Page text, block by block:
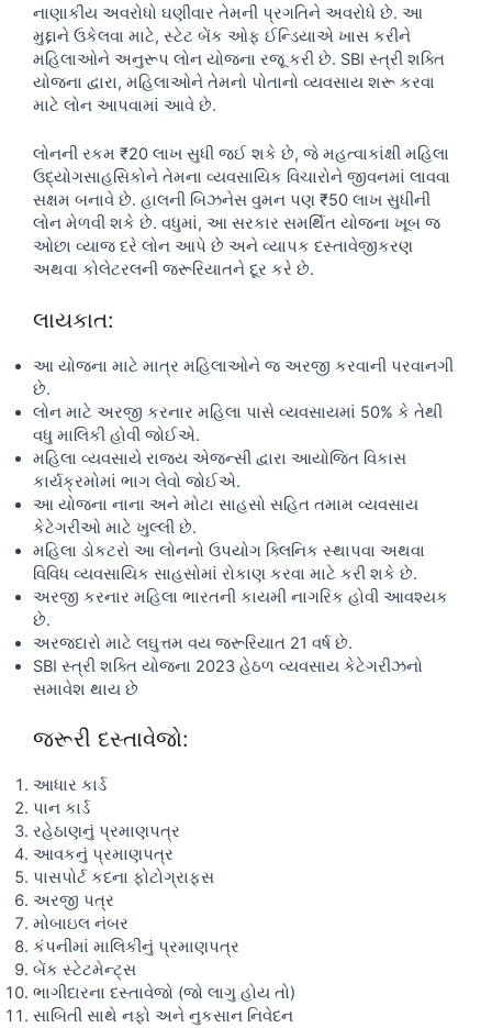
નાણાકીય અવરોધો ઘણીવાર તેમની પ્રગતિને અવરોધે છે. આ
મુદ્દાને ઉકેલવા માટે, સ્ટેટ બેંક ઓફ ઈન્ડિયાએ ખાસ કરીને
મહિલાઓને અનુરૂપ લોન યોજના રજૂ કરી છે. SBI સ્ત્રી શક્તિ
યોજના દ્વારા, મહિલાઓને તેમનો પોતાનો વ્યવસાય શરૂ કરવા
માટે લોન આપવામાં આવે છે.
લોનની રકમ ₹20 લાખ સુધી જઈ શકે છે, જે મહત્વાકાંક્ષી મહિલા
ઉદ્યોગસાહસિકોને તેમના વ્યવસાયિક વિચારોને જીવનમાં લાવવા
સક્ષમ બનાવે છે. હાલની બિઝનેસ વુમન પણ ₹50 લાખ સુધીની
લોન મેળવી શકે છે. વધુમાં, આ સરકાર સમર્થિત યોજના ખૂબ જ
ઓછા વ્યાજ દરે લોન આપે છે અને વ્યાપક દસ્તાવેજીકરણ
અથવા કોલેટરલની જરૂરિયાતને દૂર કરે છે.
લાયકાત:
આ યોજના માટે માત્ર મહિલાઓને જ અરજી કરવાની પરવાનગી
છે.
લોન માટે અરજી કરનાર મહિલા પાસે વ્યવસાયમાં 50% કે તેથી
વધુ માલિકી હોવી જોઈએ.
મહિલા વ્યવસાયે રાજ્ય એજન્સી દ્વારા આયોજિત વિકાસ
કાર્યક્રમોમાં ભાગ લેવો જોઈએ.
આ યોજના નાના અને મોટા સાહસો સહિત તમામ વ્યવસાય
કેટેગરીઓ માટે ખુલ્લી છે.
મહિલા ડોકટરો આ લોનનો ઉપયોગ ક્લિનિક સ્થાપવા અથવા
વિવિધ વ્યવસાયિક સાહસોમાં રોકાણ કરવા માટે કરી શકે છે.
અરજી કરનાર મહિલા ભારતની કાયમી નાગરિક હોવી આવશ્યક
છે.
અરજદારો માટે લઘુત્તમ વય જરૂરિયાત 21 વર્ષ છે.
SBI સ્ત્રી શક્તિ યોજના 2023 હેઠળ વ્યવસાય કેટેગરીઝનો
સમાવેશ થાય છે
જરૂરી દસ્તાવેજો:
આધાર કાર્ડ
પાન કાર્ડ
રહેઠાણનું પ્રમાણપત્ર
આવકનું પ્રમાણપત્ર
પાસપોર્ટ કદના ફોટોગ્રાફ્સ
અરજી પત્ર
મોબાઇલ નંબર
કંપનીમાં માલિકીનું પ્રમાણપત્ર
બેંક સ્ટેટમેન્ટ્સ
ભાગીદારના દસ્તાવેજો (જો લાગુ હોય તો)
સાબિતી સાથે નફો અને નુકસાન નિવેદન